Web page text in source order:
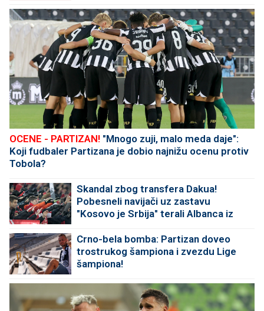
OCENE - PARTIZAN! "Mnogo zuji, malo meda daje":
Koji fudbaler Partizana je dobio najnižu ocenu protiv
Tobola?
Skandal zbog transfera Dakua!
Pobesneli navijači uz zastavu
"Kosovo je Srbija" terali Albanca iz
Crno-bela bomba: Partizan doveo
trostrukog šampiona i zvezdu Lige
šampiona!